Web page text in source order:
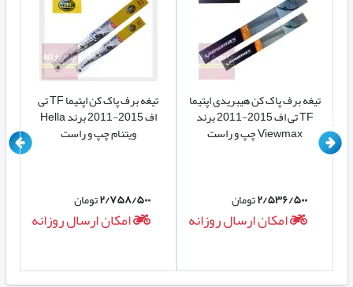
تیغه برف پاک کن اپتیما TF تی
اف 2015-2011 برند Hella
ویتنام چپ و راست
۲/۷۵۸/۵۰۰تومان
امکان ارسال روزانه
تیغه برف پاک کن هیبریدی اپتیما
TF تی اف 2015-2011 برند
Viewmax چپ و راست
۲/۵۳۶/۵۰۰تومان
امکان ارسال روزانه